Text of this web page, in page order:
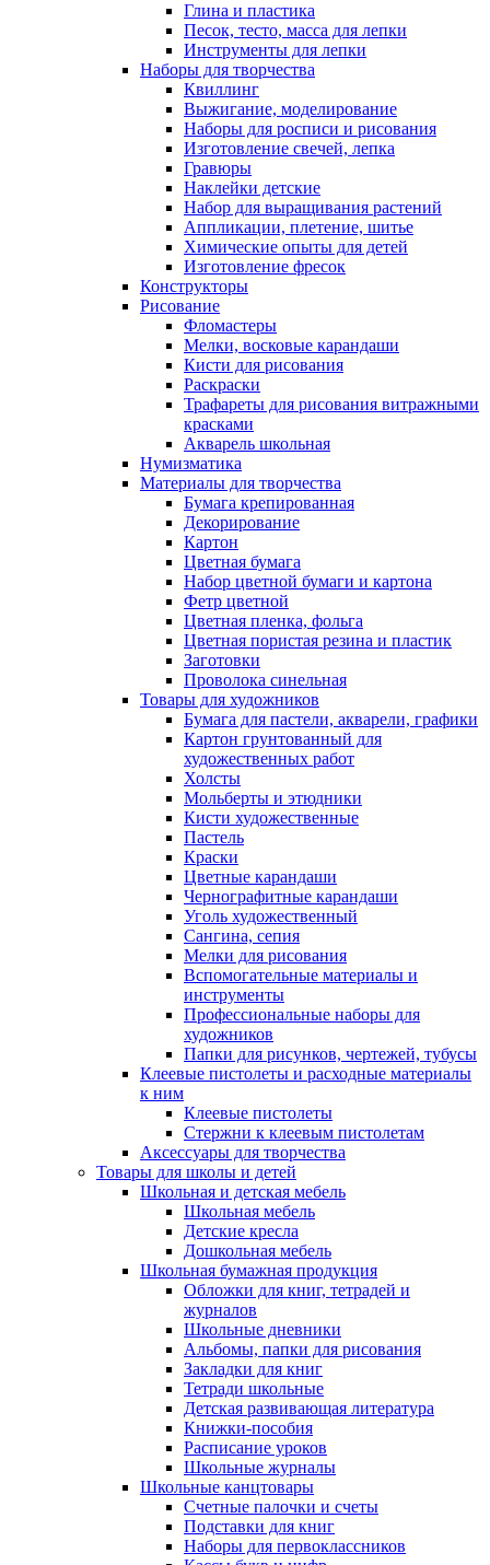
Глина и пластика
Песок, тесто, масса для лепки
Инструменты для лепки
Наборы для творчества
Квиллинг
Выжигание, моделирование
Наборы для росписи и рисования
Изготовление свечей, лепка
Гравюры
Наклейки детские
Набор для выращивания растений
Аппликации, плетение, шитье
Химические опыты для детей
Изготовление фресок
Конструкторы
Рисование
Фломастеры
Мелки, восковые карандаши
Кисти для рисования
Раскраски
Трафареты для рисования витражными
красками
Акварель школьная
Нумизматика
Материалы для творчества
Бумага крепированная
Декорирование
Картон
Цветная бумага
Набор цветной бумаги и картона
Фетр цветной
Цветная пленка, фольга
Цветная пористая резина и пластик
Заготовки
Проволока синельная
Товары для художников
Бумага для пастели, акварели, графики
Картон грунтованный для
художественных работ
Холсты
Мольберты и этюдники
Кисти художественные
Пастель
Краски
Цветные карандаши
Чернографитные карандаши
Уголь художественный
Сангина, сепия
Мелки для рисования
Вспомогательные материалы и
инструменты
Профессиональные наборы для
художников
Папки для рисунков, чертежей, тубусы
Клеевые пистолеты и расходные материалы
к ним
Клеевые пистолеты
Стержни к клеевым пистолетам
Аксессуары для творчества
Товары для школы и детей
Школьная и детская мебель
Школьная мебель
Детские кресла
Дошкольная мебель
Школьная бумажная продукция
Обложки для книг, тетрадей и
журналов
Школьные дневники
Альбомы, папки для рисования
Закладки для книг
Тетради школьные
Детская развивающая литература
Книжки-пособия
Расписание уроков
Школьные журналы
Школьные канцтовары
Счетные палочки и счеты
Подставки для книг
Наборы для первоклассников